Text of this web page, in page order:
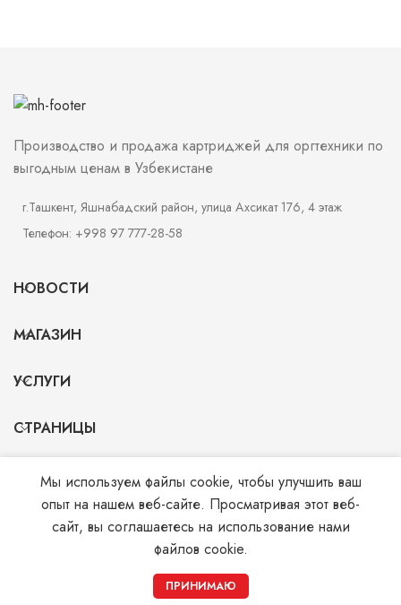
Производство и продажа картриджей для оргтехники по
выгодным ценам в Узбекистане
г.Ташкент, Яшнабадский район, улица Ахсикат 176, 4 этаж
Телефон: +998 97 777-28-58
НОВОСТИ
МАГАЗИН
УСЛУГИ
СТРАНИЦЫ
© 2026Monohrom.uz . All rights reserved
Мы используем файлы cookie, чтобы улучшить ваш
опыт на нашем веб-сайте. Просматривая этот веб-
сайт, вы соглашаетесь на использование нами
файлов cookie.
ПРИНИМАЮ
0
Корзина